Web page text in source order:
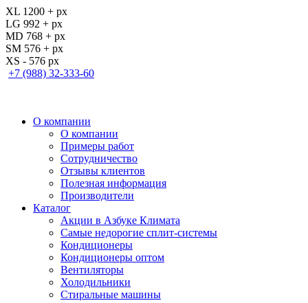
XL 1200 + px
LG 992 + px
MD 768 + px
SM 576 + px
XS - 576 px
+7 (988) 32-333-60
О компании
О компании
Примеры работ
Сотрудничество
Отзывы клиентов
Полезная информация
Производители
Каталог
Акции в Азбуке Климата
Самые недорогие сплит-системы
Кондиционеры
Кондиционеры оптом
Вентиляторы
Холодильники
Стиральные машины